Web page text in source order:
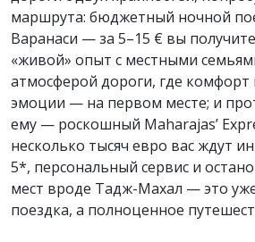
маршрута: бюджетный ночной
Варанаси — за 5–15 € вы
«живой» опыт с местными
атмосферой дороги, где комфорт
эмоции — на первом месте; и
ему — роскошный Maharajas’
несколько тысяч евро вас ждут
5*, персональный сервис и
мест вроде Тадж-Махал — это
поездка, а полноценное